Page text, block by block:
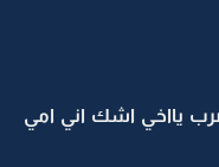
يااخي اشك اني امي